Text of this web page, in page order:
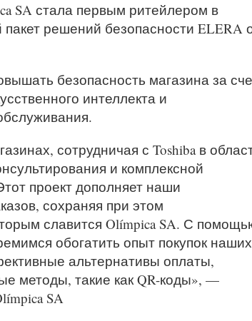
SA стала первым ритейлером в
решений безопасности ELERA
безопасность магазина за
интеллекта и
сотрудничая с Toshiba в
и комплексной
проект дополняет наши
сохраняя при этом
славится Olímpica SA. С
обогатить опыт покупок наших
альтернативы оплаты,
методы, такие как QR-коды», —
SA